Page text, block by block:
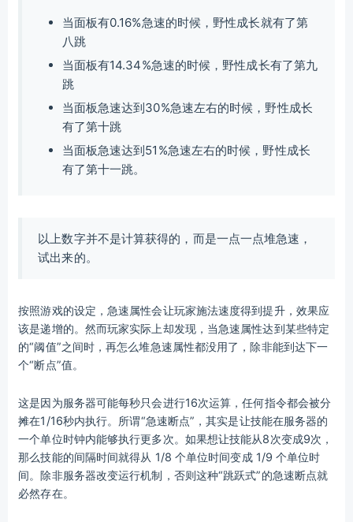
当面板有0.16%急速的时候，野性成长就有了第
八跳
当面板有14.34%急速的时候，野性成长有了第九
跳
当面板急速达到30%急速左右的时候，野性成长
有了第十跳
当面板急速达到51%急速左右的时候，野性成长
有了第十一跳。
以上数字并不是计算获得的，而是一点一点堆急速，
试出来的。
按照游戏的设定，急速属性会让玩家施法速度得到提升，效果应
该是递增的。然而玩家实际上却发现，当急速属性达到某些特定
的“阈值”之间时，再怎么堆急速属性都没用了，除非能到达下一
个“断点”值。
这是因为服务器可能每秒只会进行16次运算，任何指令都会被分
摊在1/16秒内执行。所谓“急速断点”，其实是让技能在服务器的
一个单位时钟内能够执行更多次。如果想让技能从8次变成9次，
那么技能的间隔时间就得从 1/8 个单位时间变成 1/9 个单位时
间。除非服务器改变运行机制，否则这种“跳跃式”的急速断点就
必然存在。